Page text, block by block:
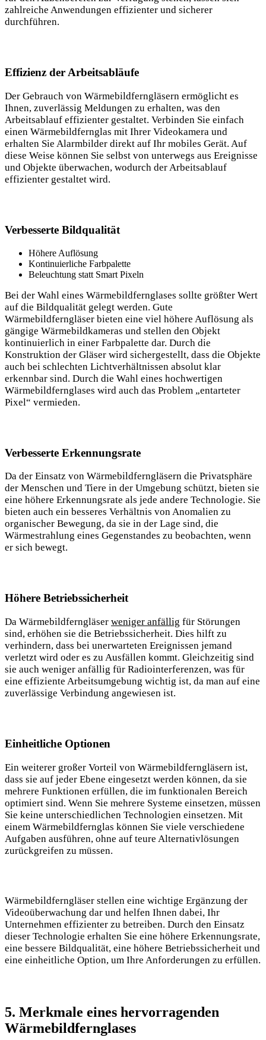
zahlreiche Anwendungen effizienter und sicherer
durchführen.
Effizienz der Arbeitsabläufe
Der Gebrauch von Wärmebildferngläsern ermöglicht es
Ihnen, zuverlässig Meldungen zu erhalten, was den
Arbeitsablauf effizienter gestaltet. Verbinden Sie einfach
einen Wärmebildfernglas mit Ihrer Videokamera und
erhalten Sie Alarmbilder direkt auf Ihr mobiles Gerät. Auf
diese Weise können Sie selbst von unterwegs aus Ereignisse
und Objekte überwachen, wodurch der Arbeitsablauf
effizienter gestaltet wird.
Verbesserte Bildqualität
Höhere Auflösung
Kontinuierliche Farbpalette
Beleuchtung statt Smart Pixeln
Bei der Wahl eines Wärmebildfernglases sollte größter Wert
auf die Bildqualität gelegt werden. Gute
Wärmebildferngläser bieten eine viel höhere Auflösung als
gängige Wärmebildkameras und stellen den Objekt
kontinuierlich in einer Farbpalette dar. Durch die
Konstruktion der Gläser wird sichergestellt, dass die Objekte
auch bei schlechten Lichtverhältnissen absolut klar
erkennbar sind. Durch die Wahl eines hochwertigen
Wärmebildfernglases wird auch das Problem „entarteter
Pixel“ vermieden.
Verbesserte Erkennungsrate
Da der Einsatz von Wärmebildferngläsern die Privatsphäre
der Menschen und Tiere in der Umgebung schützt, bieten sie
eine höhere Erkennungsrate als jede andere Technologie. Sie
bieten auch ein besseres Verhältnis von Anomalien zu
organischer Bewegung, da sie in der Lage sind, die
Wärmestrahlung eines Gegenstandes zu beobachten, wenn
er sich bewegt.
Höhere Betriebssicherheit
Da Wärmebildferngläser weniger anfällig für Störungen
sind, erhöhen sie die Betriebssicherheit. Dies hilft zu
verhindern, dass bei unerwarteten Ereignissen jemand
verletzt wird oder es zu Ausfällen kommt. Gleichzeitig sind
sie auch weniger anfällig für Radiointerferenzen, was für
eine effiziente Arbeitsumgebung wichtig ist, da man auf eine
zuverlässige Verbindung angewiesen ist.
Einheitliche Optionen
Ein weiterer großer Vorteil von Wärmebildferngläsern ist,
dass sie auf jeder Ebene eingesetzt werden können, da sie
mehrere Funktionen erfüllen, die im funktionalen Bereich
optimiert sind. Wenn Sie mehrere Systeme einsetzen, müssen
Sie keine unterschiedlichen Technologien einsetzen. Mit
einem Wärmebildfernglas können Sie viele verschiedene
Aufgaben ausführen, ohne auf teure Alternativlösungen
zurückgreifen zu müssen.
Wärmebildferngläser stellen eine wichtige Ergänzung der
Videoüberwachung dar und helfen Ihnen dabei, Ihr
Unternehmen effizienter zu betreiben. Durch den Einsatz
dieser Technologie erhalten Sie eine höhere Erkennungsrate,
eine bessere Bildqualität, eine höhere Betriebssicherheit und
eine einheitliche Option, um Ihre Anforderungen zu erfüllen.
5. Merkmale eines hervorragenden
Wärmebildfernglases